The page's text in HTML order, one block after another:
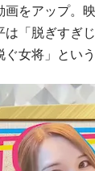
をアップ。
「脱ぎすぎ
女将」とい